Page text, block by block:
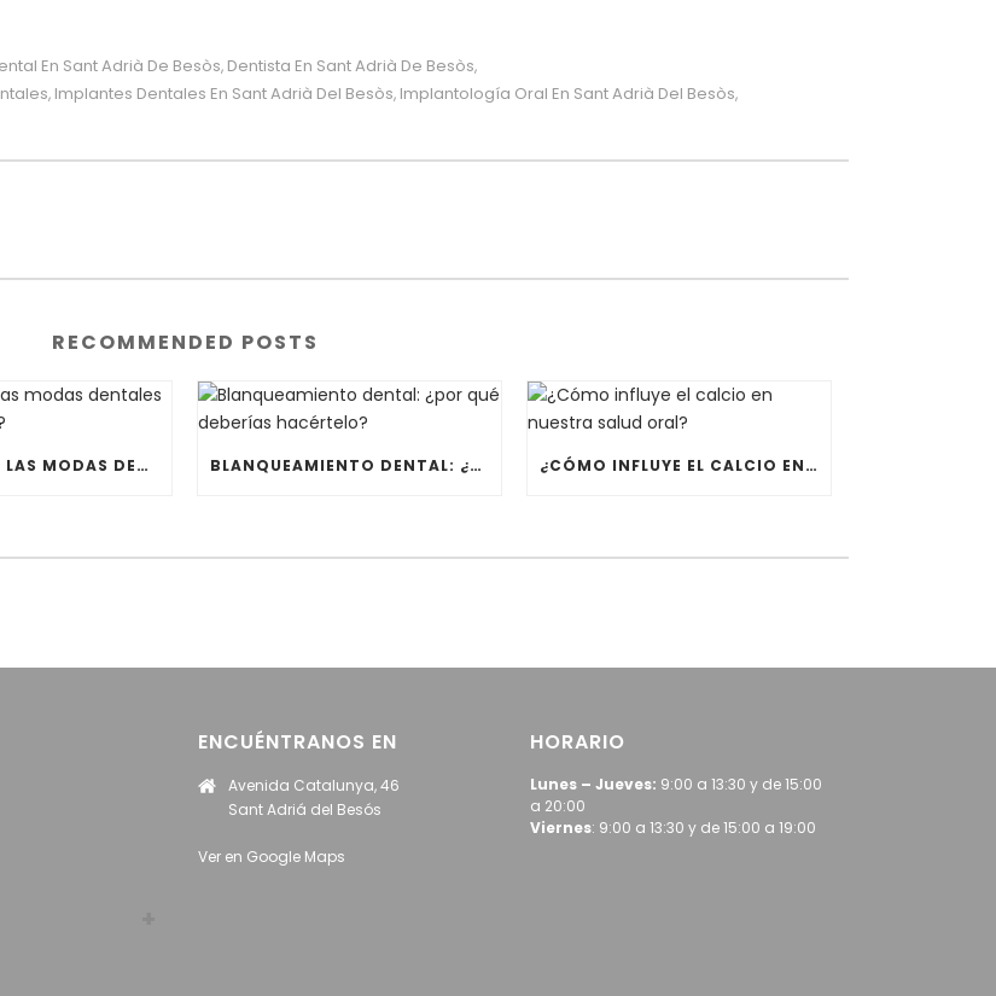
En Sant Adrià De Besòs, Dentista En Sant Adrià De Besòs,
, Implantes Dentales En Sant Adrià Del Besòs, Implantología Oral En Sant Adrià Del Besòs,
RECOMMENDED POSTS
¿CUÁLES SON LAS MODAS DENTALES MÁS PELIGROSAS? BLANQUEAMIENTO DENTAL: ¿POR QUÉ DEBERÍAS HACÉRTELO? ¿CÓMO INFLUYE EL CALCIO EN NUESTRA SALUD ORAL?
ENCUÉNTRANOS EN
Avenida Catalunya, 46
Sant Adriá del Besós
Ver en Google Maps
HORARIO
Lunes – Jueves: 9:00 a 13:30 y de 15:00
a 20:00
Viernes: 9:00 a 13:30 y de 15:00 a 19:00